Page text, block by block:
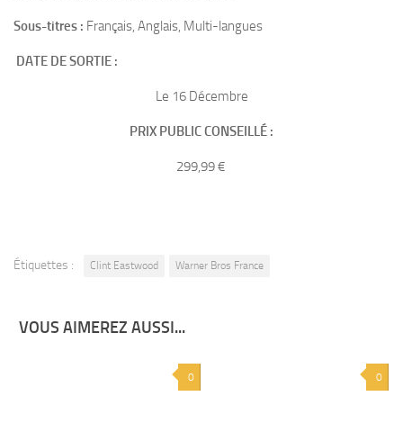
Sous-titres : Français, Anglais, Multi-langues
DATE DE SORTIE :
Le 16 Décembre
PRIX PUBLIC CONSEILLÉ :
299,99 €
Étiquettes : Clint Eastwood Warner Bros France
VOUS AIMEREZ AUSSI...
0 0